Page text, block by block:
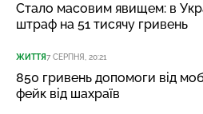
Стало масовим явищем: в
штраф на 51 тисячу гривень
ЖИТТЯ7 СЕРПНЯ, 20:21
850 гривень допомоги від
фейк від шахраїв